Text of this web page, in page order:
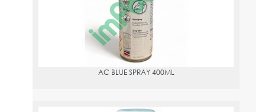
AC BLUE SPRAY 400ML